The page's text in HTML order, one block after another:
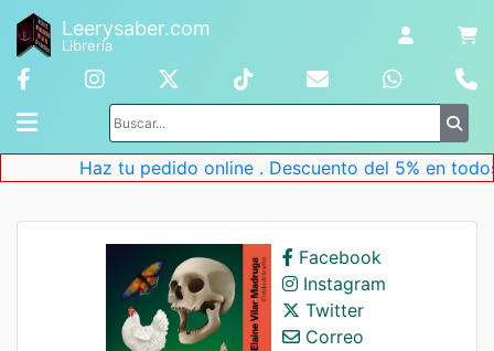
Leerysaber.com
Librería
Haz tu pedido online . Descuento del 5% en
Facebook
Instagram
Twitter
Correo